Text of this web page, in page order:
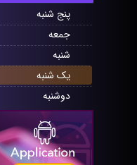
پنج شنبه
جمعه
شنبه
یک شنبه
دوشنبه